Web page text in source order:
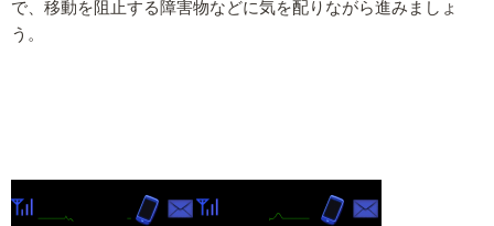
で、移動を阻止する障害物などに気を配りながら進みましょ
う。